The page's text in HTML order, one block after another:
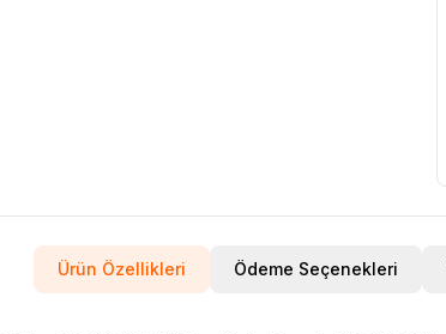
Ürün Özellikleri Ödeme Seçenekleri